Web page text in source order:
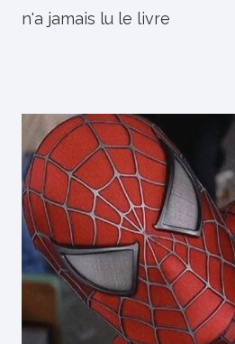
n'a jamais lu le livre